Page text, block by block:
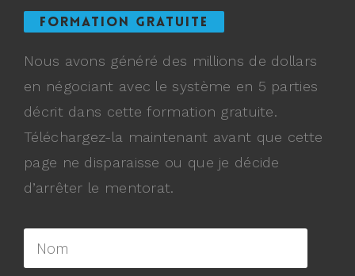
FORMATION GRATUITE
Nous avons généré des millions de dollars
en négociant avec le système en 5 parties
décrit dans cette formation gratuite.
Téléchargez-la maintenant avant que cette
page ne disparaisse ou que je décide
d’arrêter le mentorat.